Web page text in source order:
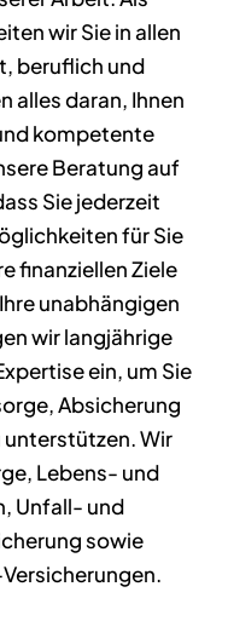
wir Sie in allen
beruflich und
alles daran, Ihnen
kompetente
Beratungauf
Sie jederzeit
für Sie
finanziellen Ziele
unabhängigen
wir langjährige
ein, um Sie
Absicherung
unterstützen. Wir
Lebens- und
Unfall- und
sowie